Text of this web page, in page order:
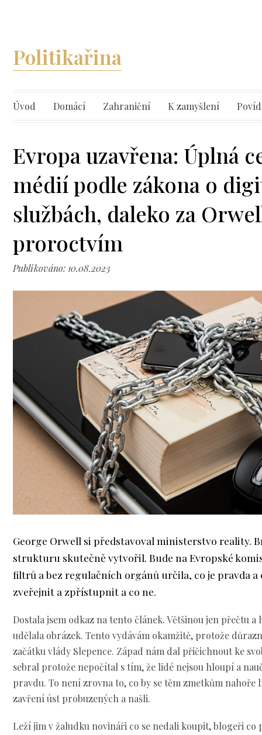
Politikařina
Úvod Domácí Zahraniční K zamyšlení
Evropa uzavřena: Úplná
médií podle zákona o
službách, daleko za
proroctvím
Publikováno: 10.08.2023
George Orwell si představoval ministerstvo reality.
strukturu skutečně vytvořil. Bude na Evropské
filtrů a bez regulačních orgánů určila, co je pravda a
zveřejnit a zpřístupnit a co ne.
Dostala jsem odkaz na tento článek. Většinou jen přečtu a
udělala obrázek. Tento vydávám okamžitě, protože
začátku vlády Slepence. Západ nám dal přičichnout ke
sebral protože nepočítal s tím, že lidé nejsou hloupí a
pravdu. To není zrovna to, co by se těm zmetkům nahoře
zavření úst probuzených a našli.
Leží jim v žaludku novináři co se nedali koupit, blogeři co